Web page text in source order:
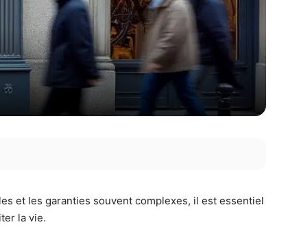
et les garanties souvent complexes, il est essentiel
la vie.